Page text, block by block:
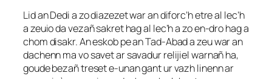
Lid an Dedi a zo diazezet war an diforc’h etre al lec’h
a zeuio da vezañ sakret hag al lec’h a zo en-dro hag a
chom disakr. An eskob pe an Tad-Abad a zeu war an
dachenn ma vo savet ar savadur relijiel warnañ ha,
goude bezañ treset e-unan gant ur vazh linenn ar